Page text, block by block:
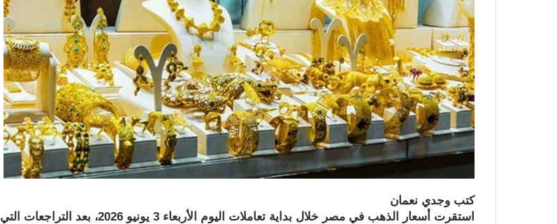
كتب وجدي نعمان
استقرت أسعار الذهب في مصر خلال بداية تعاملات اليوم الأربعاء 3 يونيو 2026، بعد التراجعات التي